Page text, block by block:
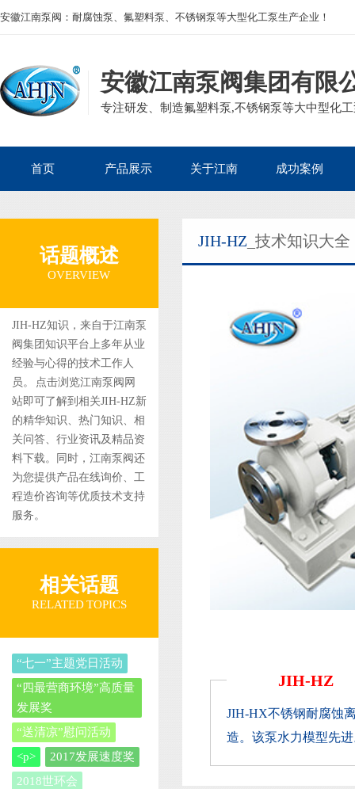
安徽江南泵阀：耐腐蚀泵、氟塑料泵、不锈钢泵等大型化工泵生产企业！
安徽江南泵阀集团有限
专注研发、制造氟塑料泵,不锈钢泵等大中型化
首页
集团案例
产品展示
砂浆泵
管道泵
隔膜泵
关于江南
发展历程
组织框架
成功案例
生物医药
电镀废水
矿业冶金
话题概述
OVERVIEW
JIH-HZ知识，来自于江南泵
阀集团知识平台上多年从业
经验与心得的技术工作人
员。 点击浏览江南泵阀网
站即可了解到相关JIH-HZ新
的精华知识、热门知识、相
关问答、行业资讯及精品资
料下载。同时，江南泵阀还
为您提供产品在线询价、工
程造价咨询等优质技术支持
服务。
相关话题
RELATED TOPICS
“七一”主题党日活动
“四最营商环境”高质量
发展奖
“送清凉”慰问活动
<p>
2017发展速度奖
2018世环会
JIH-HZ _技术知识大全
JIH-HZ
JIH-HX不锈钢耐腐蚀
造。该泵水力模型先